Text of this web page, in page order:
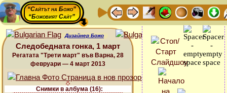
“Сайтът на Божо”
“Божовият Сайт”
Дизайнер Божо
Следобедната гонка, 1 март
Регатата "Трети март" във Варна, 28
февруари — 4 март 2013
Снимки в албума (16):